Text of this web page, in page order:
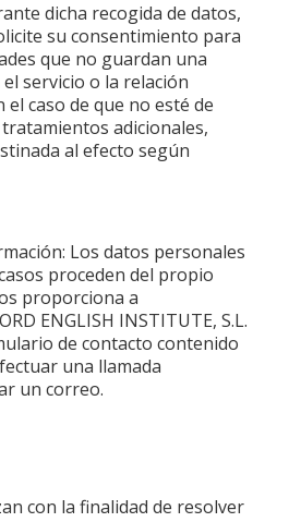
dicha recogida de datos,
su consentimiento para
que no guardan una
servicio o la relación
caso de que no esté de
adicionales,
al efecto según
Los datos personales
proceden del propio
proporciona a
ENGLISH INSTITUTE, S.L.
de contacto contenido
una llamada
un correo.
con la finalidad de resolver